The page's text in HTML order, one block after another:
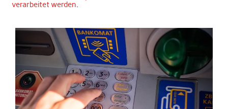
verarbeitet werden.